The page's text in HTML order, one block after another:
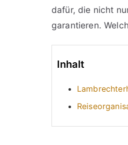
dafür, die nicht
garantieren.
Inhalt